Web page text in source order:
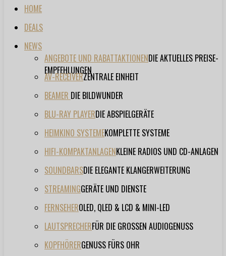
HOME
DEALS
NEWS
ANGEBOTE UND RABATTAKTIONENDIE AKTUELLES PREISE-
EMPFEHLUNGEN
AV-RECEIVERZENTRALE EINHEIT
BEAMER DIE BILDWUNDER
BLU-RAY PLAYERDIE ABSPIELGERÄTE
HEIMKINO SYSTEMEKOMPLETTE SYSTEME
HIFI-KOMPAKTANLAGENKLEINE RADIOS UND CD-ANLAGEN
SOUNDBARSDIE ELEGANTE KLANGERWEITERUNG
STREAMINGGERÄTE UND DIENSTE
FERNSEHEROLED, QLED & LCD & MINI-LED
LAUTSPRECHERFÜR DIE GROSSEN AUDIOGENUSS
KOPFHÖRERGENUSS FÜRS OHR